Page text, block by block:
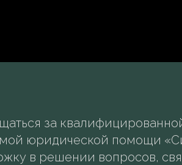
за
юридической помощи
в решении вопросов,